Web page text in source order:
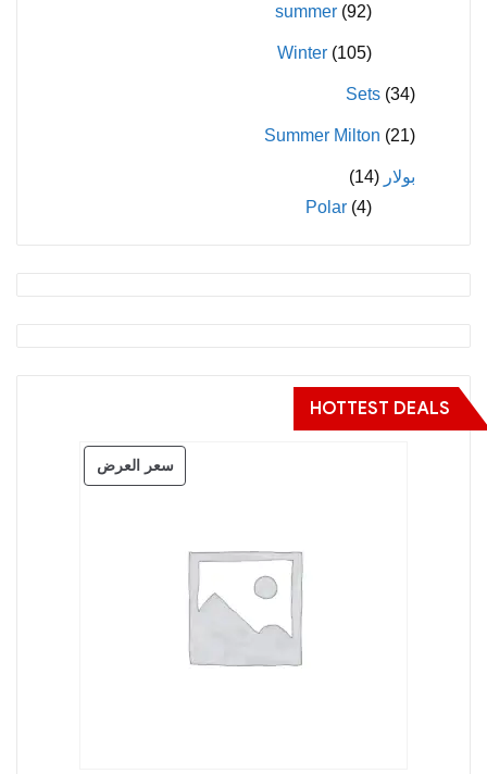
summer (92)
Winter (105)
Sets (34)
Summer Milton (21)
بولار (14)
Polar (4)
HOTTEST DEALS
سعر العرض